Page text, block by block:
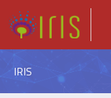
IRIS